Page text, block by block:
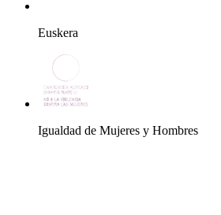
Euskera
Igualdad de Mujeres y Hombres